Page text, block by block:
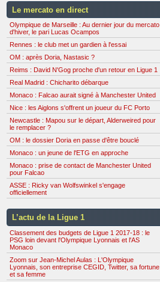
Le mercato en direct
Olympique de Marseille : Au dernier jour du mercato
d'hiver, le pari Lucas Ocampos
Rennes : le club met un gardien à l'essai
OM : après Doria, Nastasic ?
Reims : David N'Gog proche d'un retour en Ligue 1
Real Madrid : Chicharito débarque
Monaco : Falcao aurait signé à Manchester United
Nice : les Aiglons s'offrent un joueur du FC Porto
Newcastle : Mapou sur le départ, Alderweired pour
le remplacer ?
OM : le dossier Doria en passe d'être bouclé
Monaco : un jeune de l'ETG en approche
Monaco : prise de contact de Manchester United
pour Falcao
ASSE : Ricky van Wolfswinkel s'engage
officiellement
L’actu de la Ligue 1
Classement des budgets de Ligue 1 2017-18 : le
PSG loin devant l'Olympique Lyonnais et l'AS
Monaco
Zoom sur Jean-Michel Aulas : L'Olympique
Lyonnais, son entreprise CEGID, Twitter, sa fortune
et sa femme